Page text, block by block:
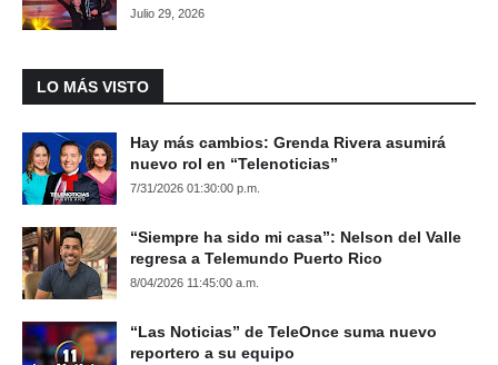
Julio 29, 2026
LO MÁS VISTO
Hay más cambios: Grenda Rivera asumirá
nuevo rol en “Telenoticias”
7/31/2026 01:30:00 p.m.
“Siempre ha sido mi casa”: Nelson del Valle
regresa a Telemundo Puerto Rico
8/04/2026 11:45:00 a.m.
“Las Noticias” de TeleOnce suma nuevo
reportero a su equipo